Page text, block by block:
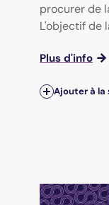
procurer de
L'objectif de
Plus d'info
Ajouter à